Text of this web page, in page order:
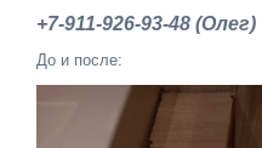
+7-911-926-93-48 (Олег)
До и после: